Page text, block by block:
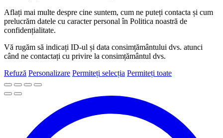
Aflați mai multe despre cine suntem, cum ne puteți contacta și cum
prelucrăm datele cu caracter personal în Politica noastră de
confidențialitate.
Vă rugăm să indicați ID-ul și data consimțământului dvs. atunci
când ne contactați cu privire la consimțământul dvs.
Refuză Personalizare Permiteți selecția Permiteți toate